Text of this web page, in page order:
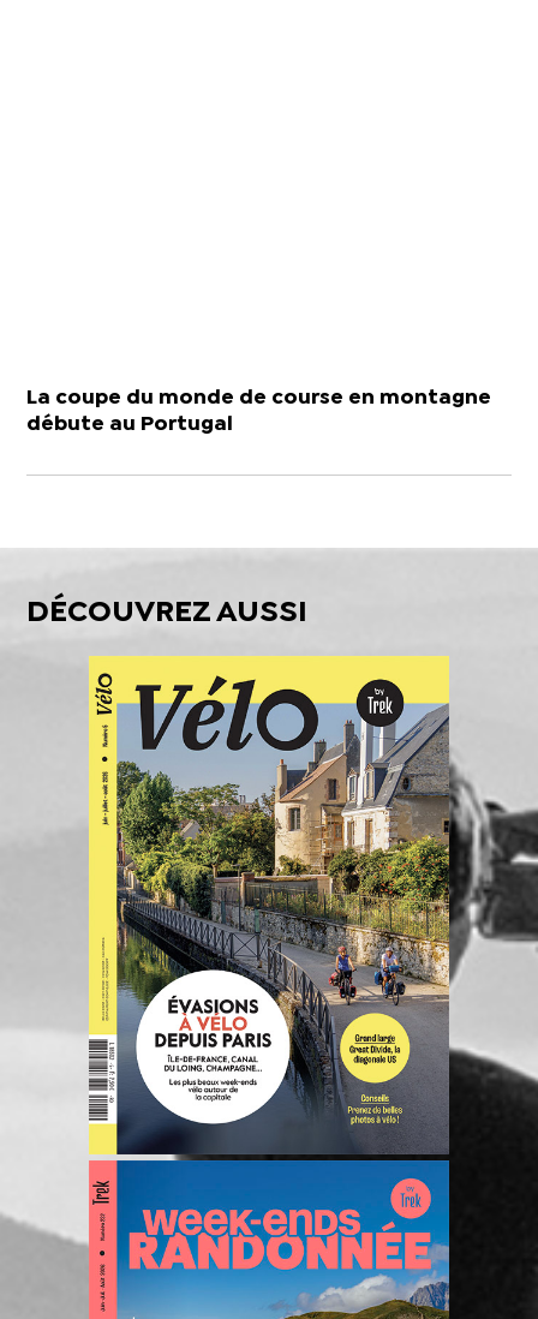
La coupe du monde de course en montagne
débute au Portugal
DÉCOUVREZ AUSSI